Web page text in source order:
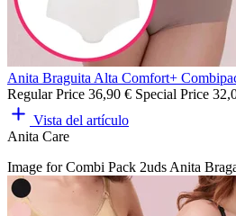
Anita Braguita Alta Comfort+
Regular Price 36,90 € Special Price
Vista del artículo
Anita Care
Image for Combi Pack 2uds Anita